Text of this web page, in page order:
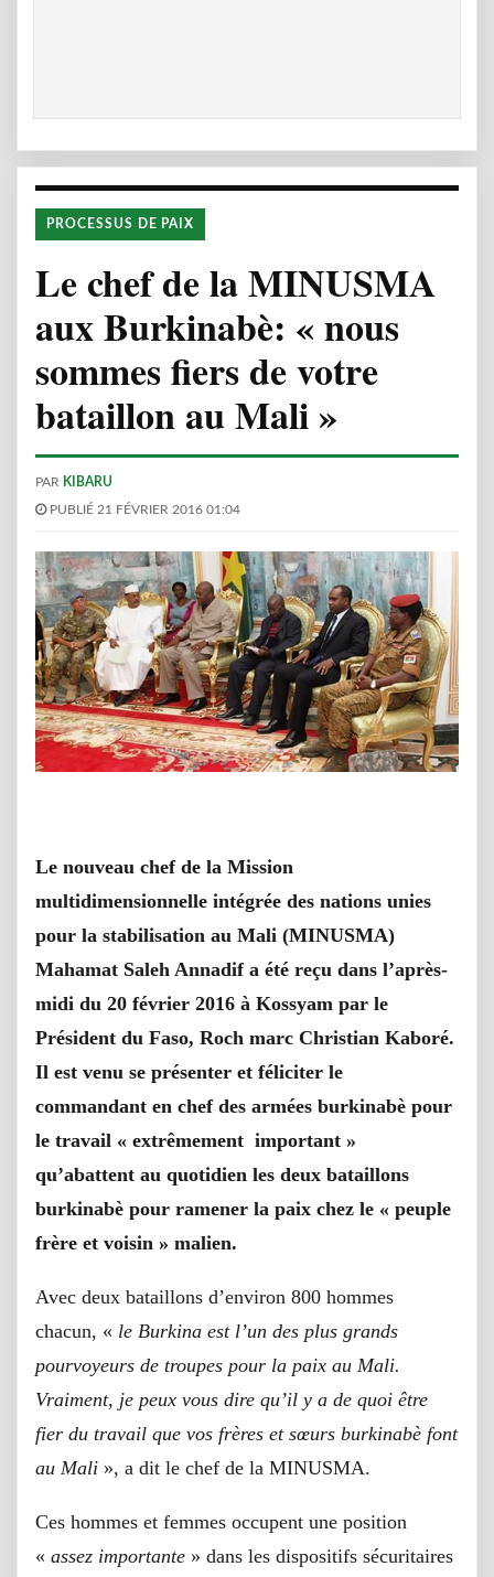
PROCESSUS DE PAIX
Le chef de la MINUSMA
aux Burkinabè: « nous
sommes fiers de votre
bataillon au Mali »
PAR KIBARU
PUBLIÉ 21 FÉVRIER 2016 01:04
Le nouveau chef de la Mission
multidimensionnelle intégrée des nations unies
pour la stabilisation au Mali (MINUSMA)
Mahamat Saleh Annadif a été reçu dans l’après-
midi du 20 février 2016 à Kossyam par le
Président du Faso, Roch marc Christian Kaboré.
Il est venu se présenter et féliciter le
commandant en chef des armées burkinabè pour
le travail « extrêmement important »
qu’abattent au quotidien les deux bataillons
burkinabè pour ramener la paix chez le « peuple
frère et voisin » malien.
Avec deux bataillons d’environ 800 hommes
chacun, « le Burkina est l’un des plus grands
pourvoyeurs de troupes pour la paix au Mali.
Vraiment, je peux vous dire qu’il y a de quoi être
fier du travail que vos frères et sœurs burkinabè font
au Mali », a dit le chef de la MINUSMA.
Ces hommes et femmes occupent une position
« assez importante » dans les dispositifs sécuritaires